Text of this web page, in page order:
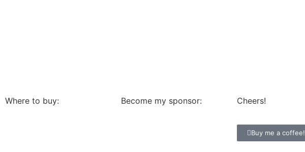
Where to buy: Become my sponsor: Cheers!
Buy me a coffee!